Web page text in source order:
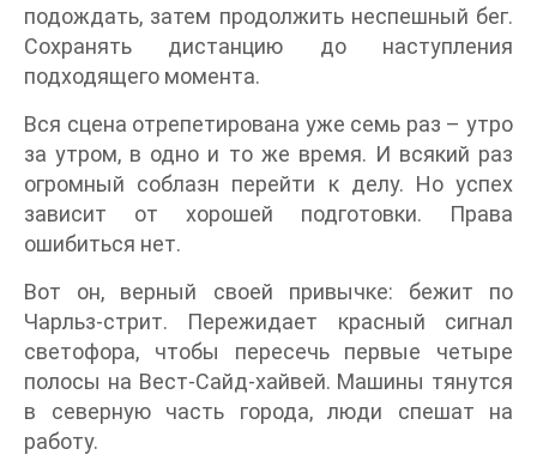
подождать, затем продолжить неспешный бег.
Сохранять дистанцию до наступления
подходящего момента.
Вся сцена отрепетирована уже семь раз – утро
за утром, в одно и то же время. И всякий раз
огромный соблазн перейти к делу. Но успех
зависит от хорошей подготовки. Права
ошибиться нет.
Вот он, верный своей привычке: бежит по
Чарльз-стрит. Пережидает красный сигнал
светофора, чтобы пересечь первые четыре
полосы на Вест-Сайд-хайвей. Машины тянутся
в северную часть города, люди спешат на
работу.